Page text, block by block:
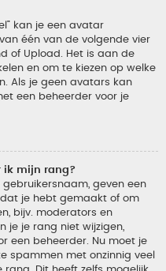
kan je een avatar
één van de volgende vier
of Upload. Het is aan de
en om te kiezen op welke
Als je geen avatars kan
een beheerder voor je
ik mijn rang?
gebruikersnaam, geven een
je hebt gemaakt of om
bijv. moderators en
je je rang niet wijzigen,
een beheerder. Nu moet je
spammen met onzinnig veel